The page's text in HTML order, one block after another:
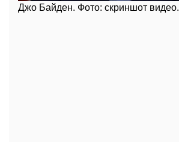
Джо Байден. Фото: скриншот видео.